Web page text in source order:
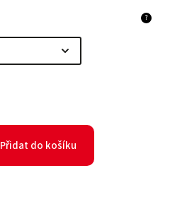
?
Přidat do košíku